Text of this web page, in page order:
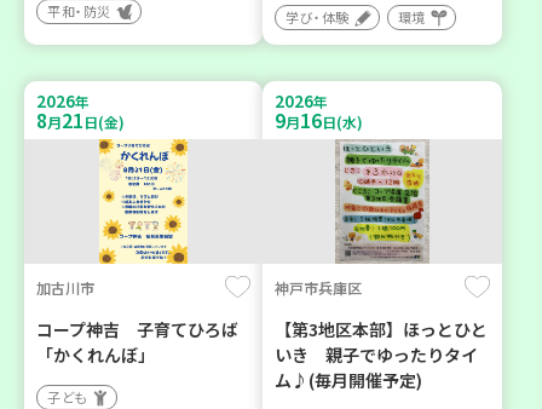
平和・防災
学び・体験
環境
2026年
8月21日(金)
加古川市
コープ神吉 子育てひろば
「かくれんぼ」
子ども
2026年
9月16日(水)
神戸市兵庫区
【第3地区本部】ほっとひと
いき 親子でゆったりタイ
ム♪(毎月開催予定)